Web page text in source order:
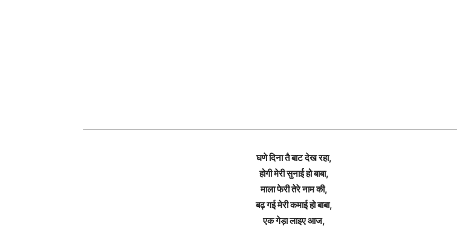
घणे दिना तै बाट देख रहा,
होगी मेरी सुनाई हो बाबा,
माला फेरी तेरे नाम की,
बढ़ गई मेरी कमाई हो बाबा,
एक गेड़ा लाइए आज,